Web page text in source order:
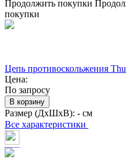
Продолжить покупки
покупки
Цепь противоскольжения
Цена:
По запросу
В корзину
Размер (ДхШхВ): - см
Все характеристики